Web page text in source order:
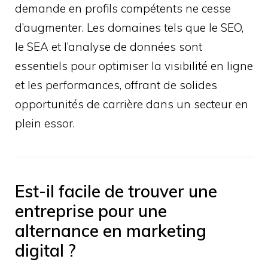
demande en profils compétents ne cesse
d’augmenter. Les domaines tels que le SEO,
le SEA et l’analyse de données sont
essentiels pour optimiser la visibilité en ligne
et les performances, offrant de solides
opportunités de carrière dans un secteur en
plein essor.
Est-il facile de trouver une
entreprise pour une
alternance en marketing
digital ?